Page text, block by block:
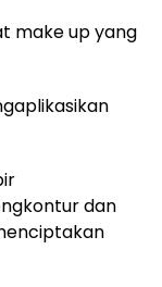
make up yang
dan